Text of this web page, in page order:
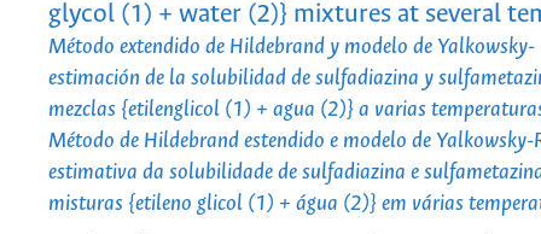
glycol (1) + water (2)} mixtures at several
Método extendido de Hildebrand y modelo de Yalkowsky-
estimación de la solubilidad de sulfadiazina y
mezclas {etilenglicol (1) + agua (2)} a varias
Método de Hildebrand estendido e modelo de Yalkowsky-
estimativa da solubilidade de sulfadiazina e
misturas {etileno glicol (1) + água (2)} em várias